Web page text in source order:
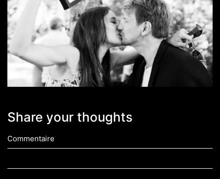
Share your thoughts
Commentaire